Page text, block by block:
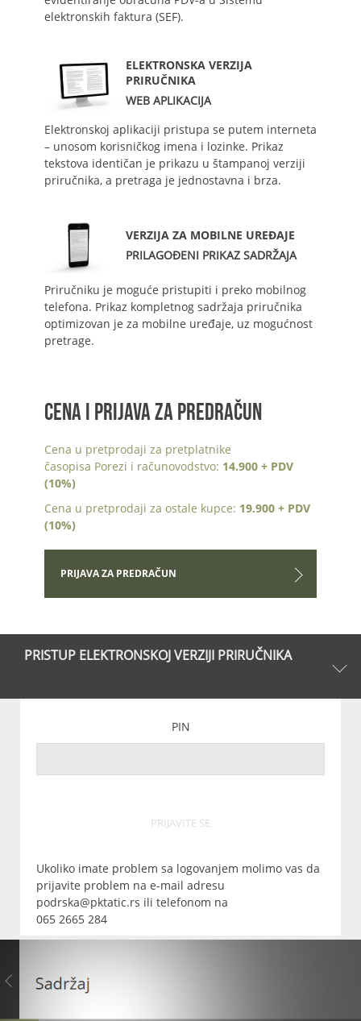
elektronskih faktura (SEF).
ELEKTRONSKA VERZIJA
PRIRUČNIKA
WEB APLIKACIJA
Elektronskoj aplikaciji pristupa se putem interneta
– unosom korisničkog imena i lozinke. Prikaz
tekstova identičan je prikazu u štampanoj verziji
priručnika, a pretraga je jednostavna i brza.
VERZIJA ZA MOBILNE UREĐAJE
PRILAGOĐENI PRIKAZ SADRŽAJA
Priručniku je moguće pristupiti i preko mobilnog
telefona. Prikaz kompletnog sadržaja priručnika
optimizovan je za mobilne uređaje, uz mogućnost
pretrage.
CENA I PRIJAVA ZA PREDRAČUN
Cena u pretprodaji za pretplatnike
časopisa Porezi i računovodstvo: 14.900 + PDV
(10%)
Cena u pretprodaji za ostale kupce: 19.900 + PDV
(10%)
PRIJAVA ZA PREDRAČUN
PRISTUP ELEKTRONSKOJ VERZIJI PRIRUČNIKA
PIN
PRIJAVITE SE
Ukoliko imate problem sa logovanjem molimo vas da
prijavite problem na e-mail adresu
podrska@pktatic.rs ili telefonom na
065 2665 284